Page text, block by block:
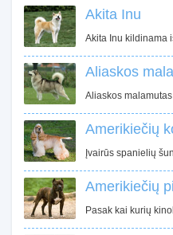
Akita Inu
Aliaskos
Amerikiečių
Amerikiečių